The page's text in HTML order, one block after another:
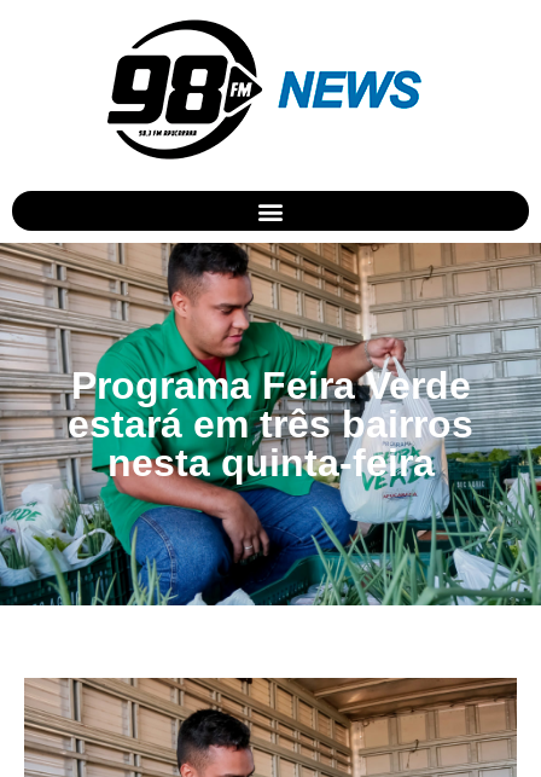
Programa Feira Verde
estará em três bairros
nesta quinta-feira